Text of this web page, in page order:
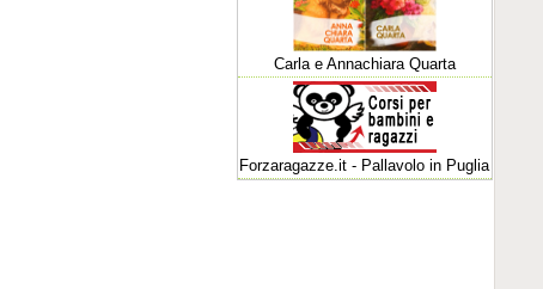
Carla e Annachiara Quarta
Forzaragazze.it - Pallavolo in Puglia